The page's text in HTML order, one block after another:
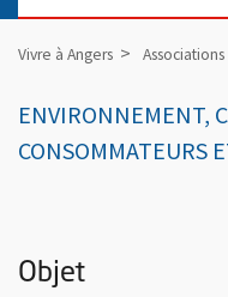
Vivre à Angers Associations
ENVIRONNEMENT,
CONSOMMATEURS
Objet